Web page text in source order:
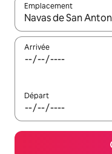
Emplacement
Quand les résultats
Arrivée
Départ